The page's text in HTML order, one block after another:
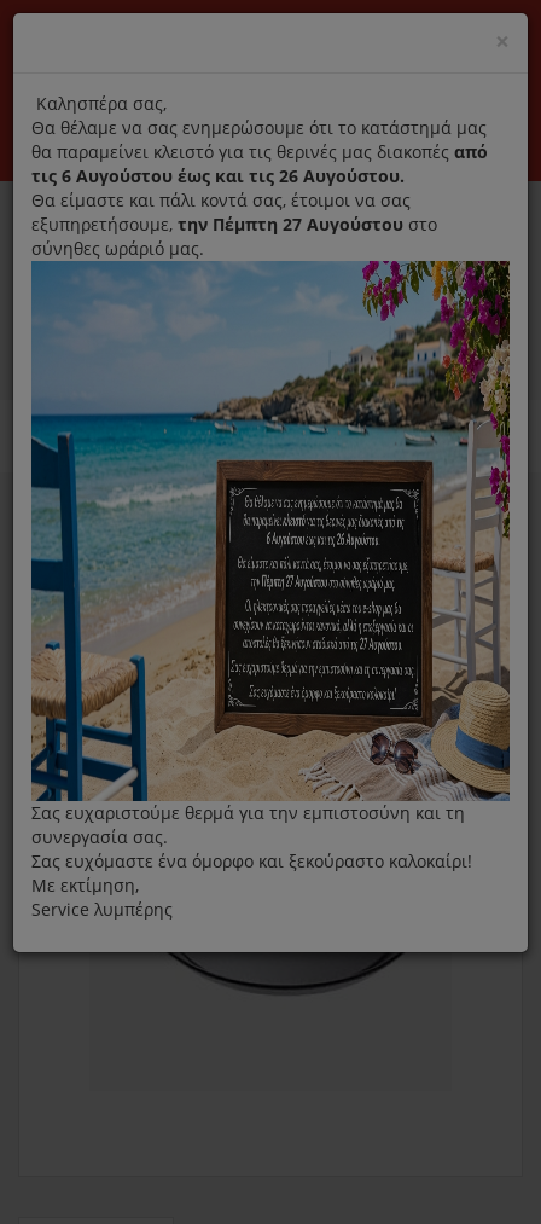
Αποκλειστικά γνήσια ανταλλακτικά
Σύνδεση Εγγραφή Εταιρεία Επικοινωνία
0
Ανταλλακτικά ηλεκτρικών συσκευών MENU
Home
Συσκευές Μαγειρικής
Στρογγυλό Ρηχό Ταψί Με Φινίρισμα PerfectClean HBF 27-1
×
title
Καλησπέρα σας,
Θα θέλαμε να σας ενημερώσουμε ότι το κατάστημά μας
θα παραμείνει κλειστό για τις θερινές μας διακοπές από
τις 6 Αυγούστου έως και τις 26 Αυγούστου.
Θα είμαστε και πάλι κοντά σας, έτοιμοι να σας
εξυπηρετήσουμε, την Πέμπτη 27 Αυγούστου στο
σύνηθες ωράριό μας.
Σας ευχαριστούμε θερμά για την εμπιστοσύνη και τη
συνεργασία σας.
Σας ευχόμαστε ένα όμορφο και ξεκούραστο καλοκαίρι!
Με εκτίμηση,
Service λυμπέρης